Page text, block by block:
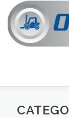
Saltar
contenido
VER